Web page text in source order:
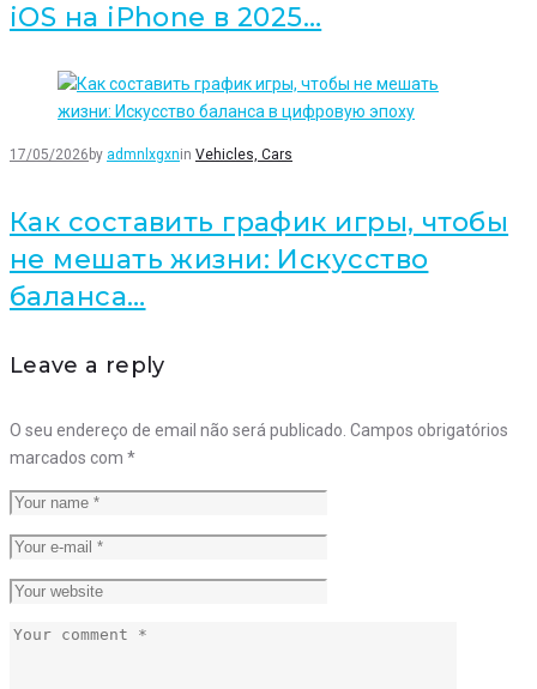
iOS на iPhone в 2025…
17/05/2026 by admnlxgxnin Vehicles, Cars
Как составить график игры, чтобы
не мешать жизни: Искусство
баланса…
Leave a reply
O seu endereço de email não será publicado. Campos obrigatórios
marcados com *